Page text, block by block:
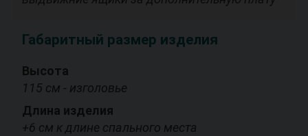
Габаритный размер изделия
Высота
115 см - изголовье
Длина изделия
+6 см к длине спального места